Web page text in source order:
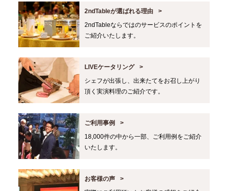
2ndTableが選ばれる理由
2ndTableならではのサービスのポイントを
ご紹介いたします。
LIVEケータリング
シェフが出張し、出来たてをお召し上がり
頂く実演料理のご紹介です。
ご利用事例
18,000件の中から一部、ご利用例をご紹介
いたします。
お客様の声